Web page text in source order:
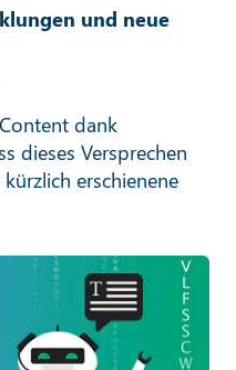
und neue
dank
dieses Versprechen
erschienene